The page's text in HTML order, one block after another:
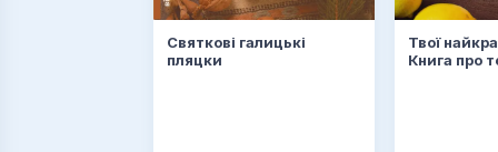
Святкові галицькі
пляцки
Твої
Книга про